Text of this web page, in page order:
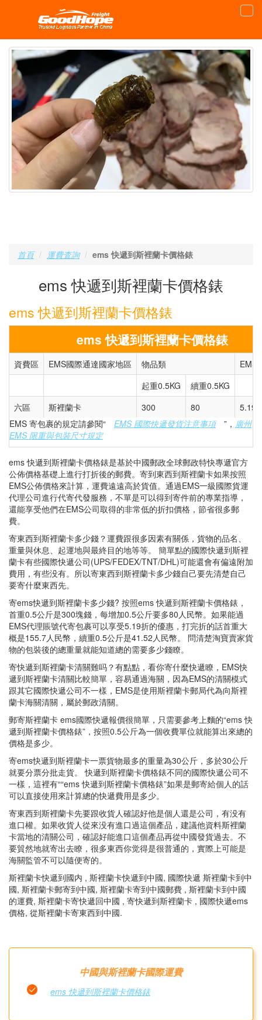
首頁 運費査詢 ems 快遞到斯裡蘭卡價格錶
ems 快遞到斯裡蘭卡價格錶
ems 快遞到斯裡蘭卡價格錶
ems 快遞到斯裡蘭卡價格錶
資費區 EMS國際通達國家地區 物品類
EMS
起重0.5KG
續重0.5KG
六區
斯裡蘭卡 300 80
5.19
EMS 寄包裹的規定請參閱“ EMS 國際快遞發貨注意事項”， 廣州
EMS 限重與包裝尺寸規定
ems 快遞到斯裡蘭卡價格錶是基於中國郵政全球郵政特快專遞官方
公佈價格基礎上進行打折後的郵費。寄到東西到斯裡蘭卡如果按照
EMS公佈價格來計算，運費遠遠高於貨值。通過EMS一級國際貨運
代理公司進行代寄代發服務，不單是可以得到寄件前的專業指導，
還能享受他們在EMS公司取得的非常低的折扣價格，節省很多郵
費。
寄東西到斯裡蘭卡多少錢？運費跟很多因素有關係，貨物的品名、
重量與休息、起運地與最終目的地等等。 簡單點的國際快遞到斯裡
蘭卡有些國際快遞公司(UPS/FEDEX/TNT/DHL)可能還會有偏遠附加
費用，有些没有。所以寄東西到斯裡蘭卡多少錢自己要先清楚自己
要寄什麼東西先。
寄ems快遞到斯裡蘭卡多少錢? 按照ems 快遞到斯裡蘭卡價格錶，
首重0.5公斤是300塊錢，每增加0.5公斤要多80人民幣。如果能過
EMS代理賬號代寄包裹可以享受5.19折的優惠，打完折的話首重大
概是155.7人民幣，續重0.5公斤是41.52人民幣。 問清楚淘寶賣家貨
物的包裝後的總重量就能知道總的需要多少錢瞭。
寄快遞到斯裡蘭卡清關難吗？有點點，看你寄什麼快遞瞭，EMS快
遞到斯裡蘭卡清關比較簡單，容易通過海關，因為EMS的清關模式
跟其它國際快遞公司不一樣，EMS是使用斯裡蘭卡郵局代為向斯裡
蘭卡海關清關，屬於郵政清關。
郵寄斯裡蘭卡 ems國際快遞報價很簡單，只需要參考上麵的“ems 快
遞到斯裡蘭卡價格錶”，按照0.5公斤為一個收費單位就能算出來總的
價格是多少。
寄ems快遞到斯裡蘭卡一票貨物最多的重量為30公斤，多於30公斤
就要分票分批走貨。 快遞到斯裡蘭卡價格錶不同的國際快遞公司不
一樣，這裡有““ems 快遞到斯裡蘭卡價格錶”如果是郵寄給個人的話
可以直接使用來計算總的快遞費用是多少。
寄東西到斯裡蘭卡先要跟收貨人確認好他是個人還是公司，有没有
進口權。如果收貨人從來没有進口過這個產品，建議他資料斯裡蘭
卡當地的清關公司，確認好能進口這個產品再從中國發貨過去。不
要貿然地就寄出去瞭，很多東西你觉得是很普通的，實際上可能是
海關監管不可以隨便寄的。
斯裡蘭卡快遞到國内 , 斯裡蘭卡快遞到中國, 國際快遞 斯裡蘭卡到中
國, 斯裡蘭卡郵寄到中國, 斯裡蘭卡寄到中國郵費 , 斯裡蘭卡到中國
的運費, 斯裡蘭卡寄快遞回中國 , 寄快遞到斯裡蘭卡 , 國際快遞ems
價格, 從斯裡蘭卡寄東西到中國.
中國與斯裡蘭卡國際運費
ems 快遞到斯裡蘭卡價格錶